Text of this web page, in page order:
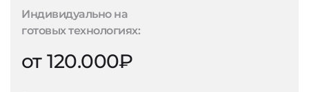
Индивидуально на
готовых технологиях:
от 120.000₽